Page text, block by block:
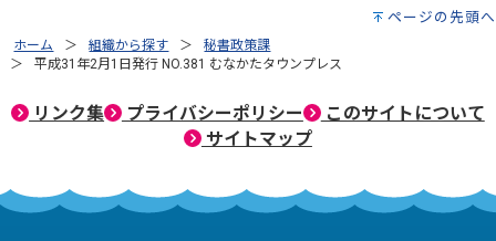
ページの先頭へ
ホーム 組織から探す
秘書政策課
平成31年2月1日発行 NO.381 むなかたタウンプレス
リンク集 プライバシーポリシー
このサイトについて
サイトマップ